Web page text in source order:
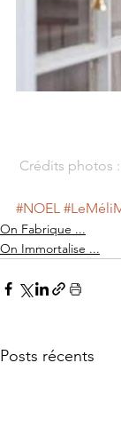
Crédits photos
#NOEL
On Fabrique ...
On Immortalise ...
Posts récents